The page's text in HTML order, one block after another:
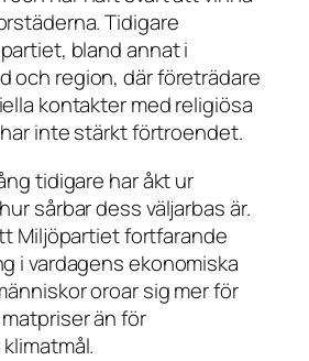
Tidigare
bland annat i
och region, där företrädare
kontakter med religiösa
inte stärkt förtroendet.
tidigare har åkt ur
sårbar dess väljarbas är.
Miljöpartiet fortfarande
i vardagens ekonomiska
oroar sig mer för
än för